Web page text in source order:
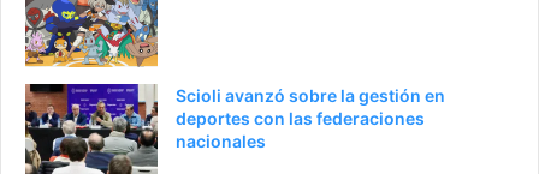
e
r
p
Scioli avanzó sobre la gestión en
deportes con las federaciones
nacionales